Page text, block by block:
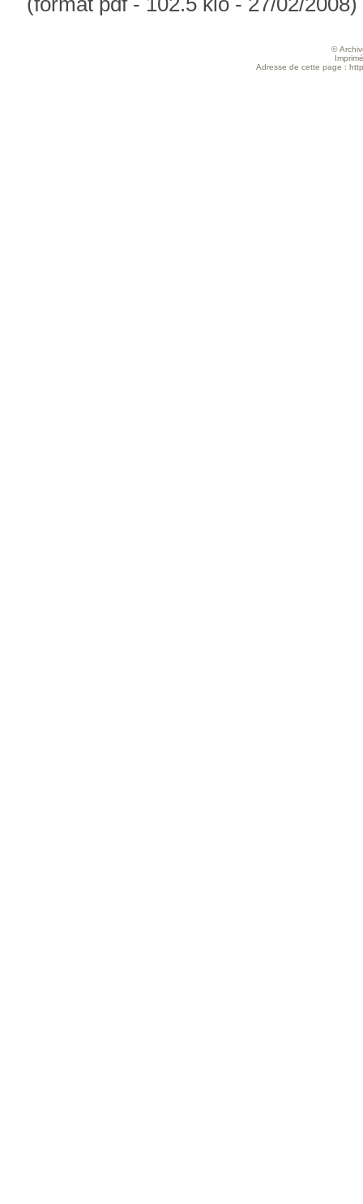
©
Adresse de cette page :